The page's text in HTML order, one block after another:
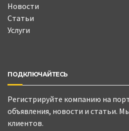
Новости
Статьи
Услуги
ПОДКЛЮЧАЙТЕСЬ
Регистрируйте компанию на
объявления, новости и статьи.
клиентов.